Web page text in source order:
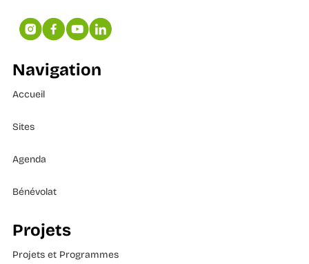
Navigation
Accueil
Sites
Agenda
Bénévolat
Projets
Projets et Programmes